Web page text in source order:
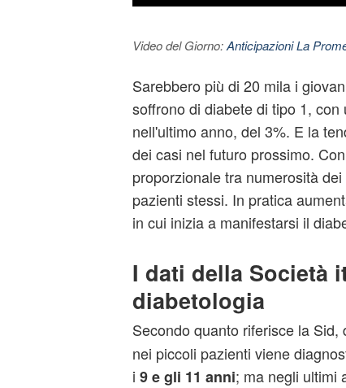
Video del Giorno:Anticipazioni La
Sarebbero più di 20 mila i
soffrono di diabete di tipo 1, con
nell'ultimo anno, del 3%. E la
dei casi nel futuro prossimo.
proporzionale tra numerosità
pazienti stessi. In pratica
in cui inizia a manifestarsi il
I dati della Società
diabetologia
Secondo quanto riferisce la Sid,
nei piccoli pazienti viene
i 9 e gli 11 anni; ma negli ultimi